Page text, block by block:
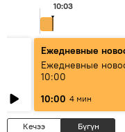
10:03
Ежедневные
Ежедневные
10:00
10:00 4 мин
Кечээ Бүгүн